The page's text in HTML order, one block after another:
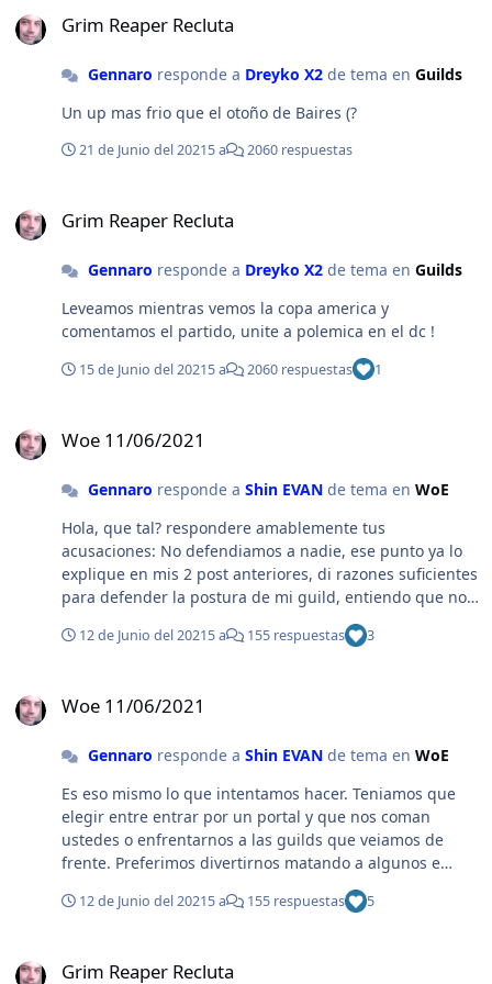
Grim Reaper Recluta
Gennaro responde a Dreyko X2de tema en Guilds
Un up mas frio que el otoño de Baires (?
21 de Junio del 20215 a 2060 respuestas
Grim Reaper Recluta
Gennaro responde a Dreyko X2de tema en Guilds
Leveamos mientras vemos la copa america y
comentamos el partido, unite a polemica en el dc !
15 de Junio del 20215 a 2060 respuestas 1
Woe 11/06/2021
Gennaro responde a Shin EVANde tema en WoE
Hola, que tal? respondere amablemente tus
acusaciones: No defendiamos a nadie, ese punto ya lo
explique en mis 2 post anteriores, di razones suficientes
para defender la postura de mi guild, entiendo que no
me creas, pero eso no significa que este mintiendo.
Evidentemente tenemos 2 puntos de vista diferentes y
buscamos divertirnos y matar gente (se que woe no es
ilegalidad) Respecto al lokis: es una modalidad que
castillo y asi evitar a nuestros enemigos mechas que
nos venian matando solo a nosotros todos los viernes
(comprenderas que siendo menos, debemos recurrir a
alternativas que quizas no sean del agrado de los
demas, pero son skills que ofrece el juego y se nos
nosotros jaja Con respecto a lo ultimo que decis: ni mi
12 de Junio del 20215 a 155 respuestas 3
Woe 11/06/2021
Gennaro responde a Shin EVANde tema en WoE
Es eso mismo lo que intentamos hacer. Teniamos que
elegir entre entrar por un portal y que nos coman
ustedes o enfrentarnos a las guilds que veiamos de
frente. Preferimos divertirnos matando a algunos e
intentando algunos gvgs donde terminamos en el inn,
jajajaja. Despues de leer tanta acusacion, me pregunto
la guild defensora. Si lo hay, debieron los gms tomar
12 de Junio del 20215 a 155 respuestas 5
Grim Reaper Recluta